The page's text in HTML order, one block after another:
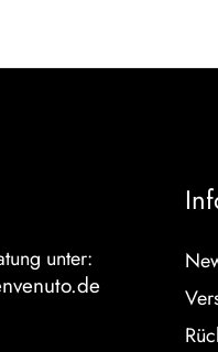
unter: